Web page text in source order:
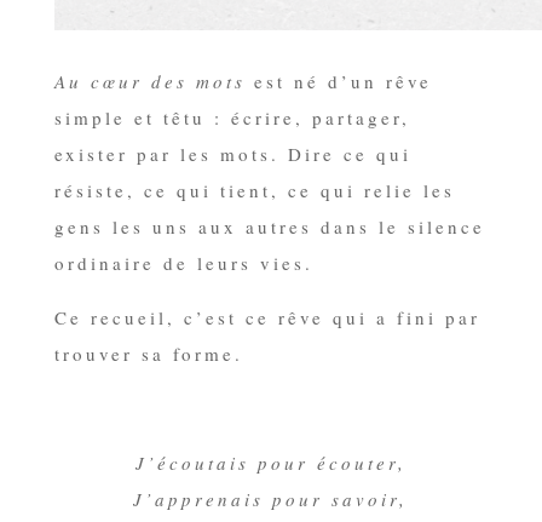
Au cœur des mots est né d’un rêve
simple et têtu : écrire, partager,
exister par les mots. Dire ce qui
résiste, ce qui tient, ce qui relie les
gens les uns aux autres dans le silence
ordinaire de leurs vies.
Ce recueil, c’est ce rêve qui a fini par
trouver sa forme.
J’écoutais pour écouter,
J’apprenais pour savoir,